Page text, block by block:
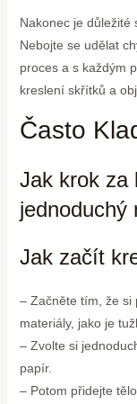
Nakonec je důležité
Nebojte se udělat
proces a s každým
kreslení skřítků a
Často
Jak krok za
jednoduchý
Jak začít
– Začněte tím, že si
materiály, jako je
– Zvolte si
papír.
– Potom přidejte